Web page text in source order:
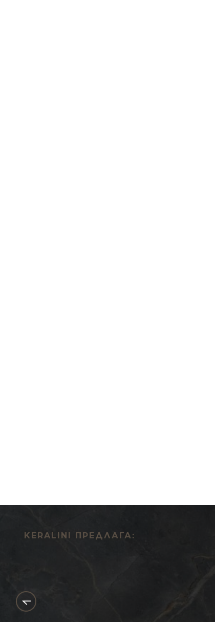
KERALINI ПРЕДЛАГА: